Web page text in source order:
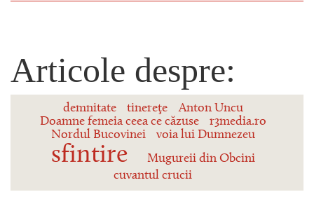
Articole despre:
demnitate tinereţe
Anton Uncu
Doamne femeia ceea ce căzuse
r3media.ro
Nordul Bucovinei
voia lui Dumnezeu
sfintire
Mugureii din Obcini
cuvantul crucii